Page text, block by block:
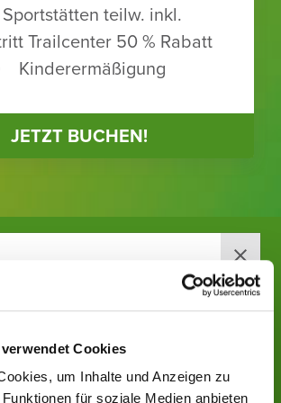
Cookies
um Inhalte und Anzeigen zu
für soziale Medien anbieten
Sport­stätten teilw. inkl.
Trailcenter 50 % Rabatt
Kinder­er­mä­ßi­gung
JETZT BUCHEN!
DIR
ANDERE